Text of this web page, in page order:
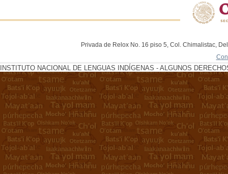
Privada de Relox No. 16 piso 5, Col. Chimalistac,
INSTITUTO NACIONAL DE LENGUAS INDÍGENAS - ALGUNOS